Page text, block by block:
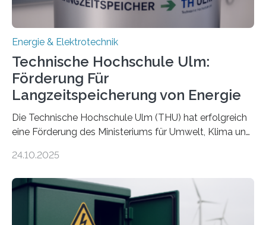
Energie & Elektrotechnik
Technische Hochschule Ulm:
Förderung Für
Langzeitspeicherung von Energie
Die Technische Hochschule Ulm (THU) hat erfolgreich
eine Förderung des Ministeriums für Umwelt, Klima und
Forschungsprojekt „LAGER – Langzeitspeicherung in
Quartieren“ eingeworben. Ziel des Projekts ist die
Entwicklung, Erprobung und Demonstration von
Konzepten zur langfristigen Energiespeicherung in
24.10.2025